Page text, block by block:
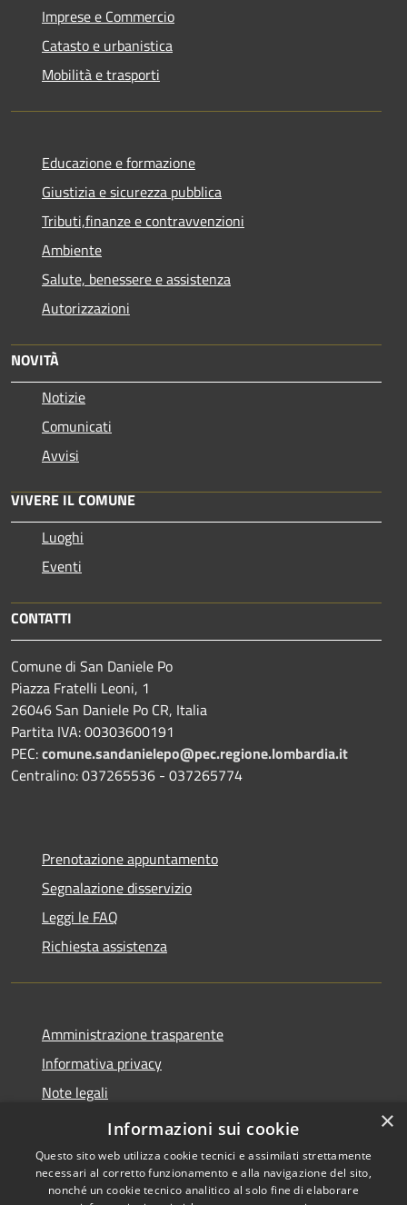
Imprese e Commercio
Catasto e urbanistica
Mobilità e trasporti
Educazione e formazione
Giustizia e sicurezza pubblica
Tributi,finanze e contravvenzioni
Ambiente
Salute, benessere e assistenza
Autorizzazioni
NOVITÀ
Notizie
Comunicati
Avvisi
VIVERE IL COMUNE
Luoghi
Eventi
CONTATTI
Comune di San Daniele Po
Piazza Fratelli Leoni, 1
26046 San Daniele Po CR, Italia
Partita IVA: 00303600191
PEC:comune.sandanielepo@pec.regione.lombardia.it
Centralino: 037265536 - 037265774
Prenotazione appuntamento
Segnalazione disservizio
Leggi le FAQ
Richiesta assistenza
Amministrazione trasparente
Informativa privacy
Note legali
Dichiarazione di accessibilità
×
Informazioni sui cookie
Questo sito web utilizza cookie tecnici e assimilati strettamente
necessari al corretto funzionamento e alla navigazione del sito,
nonché un cookie tecnico analitico al solo fine di elaborare